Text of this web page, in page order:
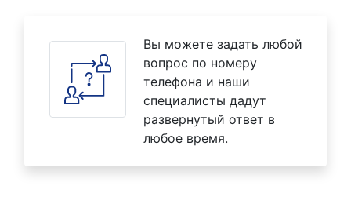
Вы можете задать любой
вопрос по номеру
телефона и наши
специалисты дадут
развернутый ответ в
любое время.